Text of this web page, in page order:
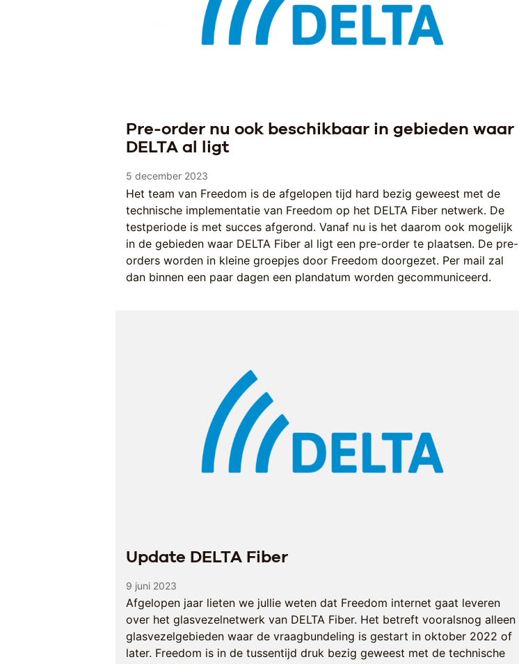
Pre-order nu ook beschikbaar in gebieden waar
DELTA al ligt
5 december 2023
Het team van Freedom is de afgelopen tijd hard bezig geweest met de
technische implementatie van Freedom op het DELTA Fiber netwerk. De
testperiode is met succes afgerond. Vanaf nu is het daarom ook mogelijk
in de gebieden waar DELTA Fiber al ligt een pre-order te plaatsen. De pre-
orders worden in kleine groepjes door Freedom doorgezet. Per mail zal
dan binnen een paar dagen een plandatum worden gecommuniceerd.
Update DELTA Fiber
9 juni 2023
Afgelopen jaar lieten we jullie weten dat Freedom internet gaat leveren
over het glasvezelnetwerk van DELTA Fiber. Het betreft vooralsnog alleen
glasvezelgebieden waar de vraagbundeling is gestart in oktober 2022 of
later. Freedom is in de tussentijd druk bezig geweest met de technische